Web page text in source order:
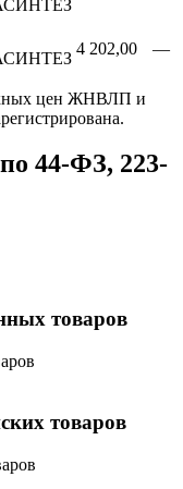
4 202,00 —
цен ЖНВЛП и
44-ФЗ, 223-
товаров
товаров